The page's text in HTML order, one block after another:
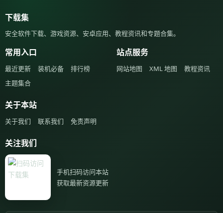
下载集
安全软件下载、游戏资源、安卓应用、教程资讯和专题合集。
常用入口
最近更新 装机必备
排行榜
主题集合
站点服务
网站地图 XML 地图 教程资讯
关于本站
关于我们 联系我们 免责声明
关注我们
手机扫码访问本站
获取最新资源更新